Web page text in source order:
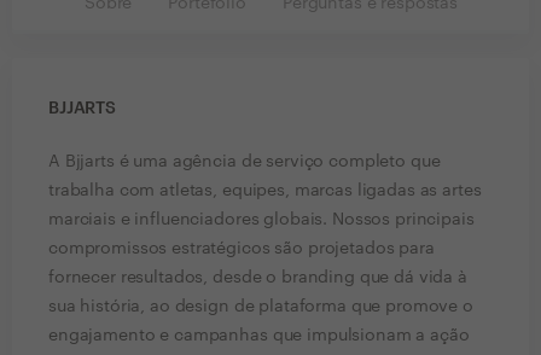
Sobre Portefólio Perguntas e respostas
BJJARTS
A Bjjarts é uma agência de serviço completo que
trabalha com atletas, equipes, marcas ligadas as artes
marciais e influenciadores globais. Nossos principais
compromissos estratégicos são projetados para
fornecer resultados, desde o branding que dá vida à
sua história, ao design de plataforma que promove o
engajamento e campanhas que impulsionam a ação